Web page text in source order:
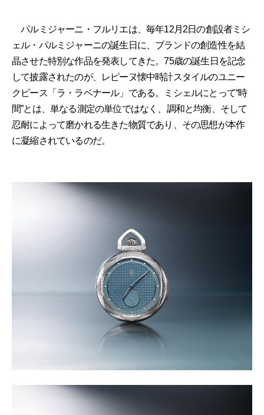
パルミジャーニ・フルリエは、毎年12月2日の創設者ミシ
ェル・パルミジャーニの誕生日に、ブランドの創造性を結
晶させた特別な作品を発表してきた。75歳の誕生日を記念
して披露されたのが、レピーヌ懐中時計スタイルのユニー
クピース「ラ・ラベナール」である。ミシェルにとって“時
間”とは、単なる測定の単位ではなく、調和と均衡、そして
忍耐によって磨かれる生きた物質であり、その思想が本作
に凝縮されているのだ。